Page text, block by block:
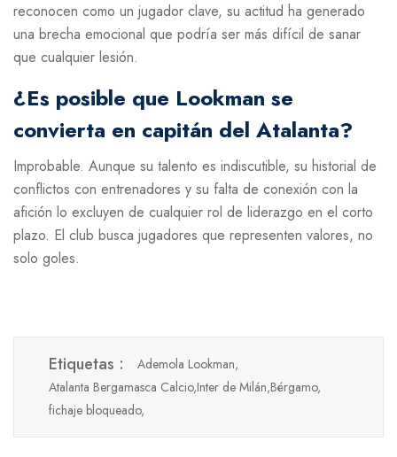
reconocen como un jugador clave, su actitud ha generado
una brecha emocional que podría ser más difícil de sanar
que cualquier lesión.
¿Es posible que Lookman se
convierta en capitán del Atalanta?
Improbable. Aunque su talento es indiscutible, su historial de
conflictos con entrenadores y su falta de conexión con la
afición lo excluyen de cualquier rol de liderazgo en el corto
plazo. El club busca jugadores que representen valores, no
solo goles.
Etiquetas :
Ademola Lookman,
Atalanta Bergamasca Calcio,Inter de Milán,Bérgamo,
fichaje bloqueado,